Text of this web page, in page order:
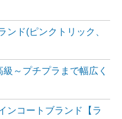
ンド(ピンクトリック、
～プチプラまで幅広く
ンコートブランド【ラ